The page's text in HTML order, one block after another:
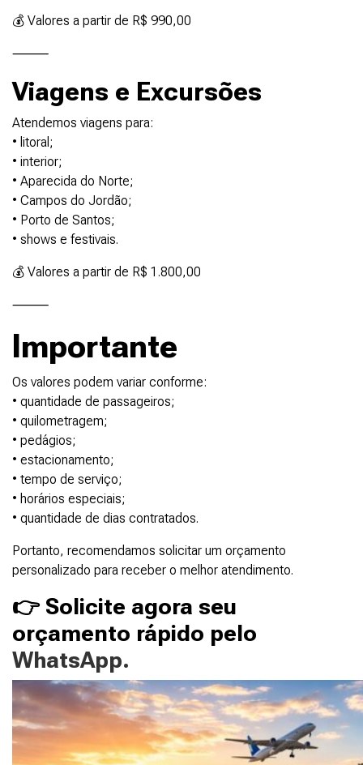
💰 Valores a partir de R$ 990,00
⸻
Viagens e Excursões
Atendemos viagens para:
• litoral;
• interior;
• Aparecida do Norte;
• Campos do Jordão;
• Porto de Santos;
• shows e festivais.
💰 Valores a partir de R$ 1.800,00
⸻
Importante
Os valores podem variar conforme:
• quantidade de passageiros;
• quilometragem;
• pedágios;
• estacionamento;
• tempo de serviço;
• horários especiais;
• quantidade de dias contratados.
Portanto, recomendamos solicitar um orçamento
personalizado para receber o melhor atendimento.
👉 Solicite agora seu
orçamento rápido pelo
WhatsApp.